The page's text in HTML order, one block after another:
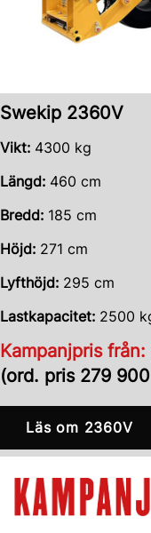
Swekip 2360V
Vikt: 4300 kg
Längd: 460 cm
Bredd: 185 cm
Höjd: 271 cm
Lyfthöjd: 295 cm
Lastkapacitet: 2500
Kampanjpris
(ord. pris 279
Läs om 2360V